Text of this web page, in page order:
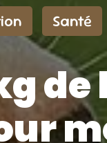
Santé